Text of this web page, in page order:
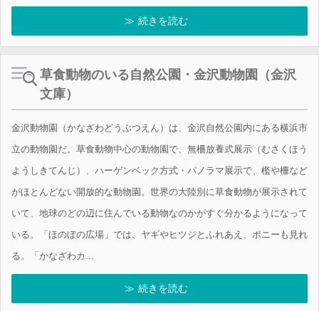
続きを読む
草食動物のいる自然公園・金沢動物園（金沢
文庫）
金沢動物園（かなざわどうぶつえん）は、金沢自然公園内にある横浜市
立の動物園だ。草食動物中心の動物園で、無柵放養式展示（むさくほう
ようしきてんじ）、ハーゲンベック方式・パノラマ展示で、檻や柵など
がほとんどない開放的な動物園。世界の大陸別に草食動物が展示されて
いて、地球のどの辺に住んでいる動物なのかがすぐ分かるようになって
いる。「ほのぼの広場」では、ヤギやヒツジとふれあえ、ポニーも見れ
る。「かなざわカ...
続きを読む